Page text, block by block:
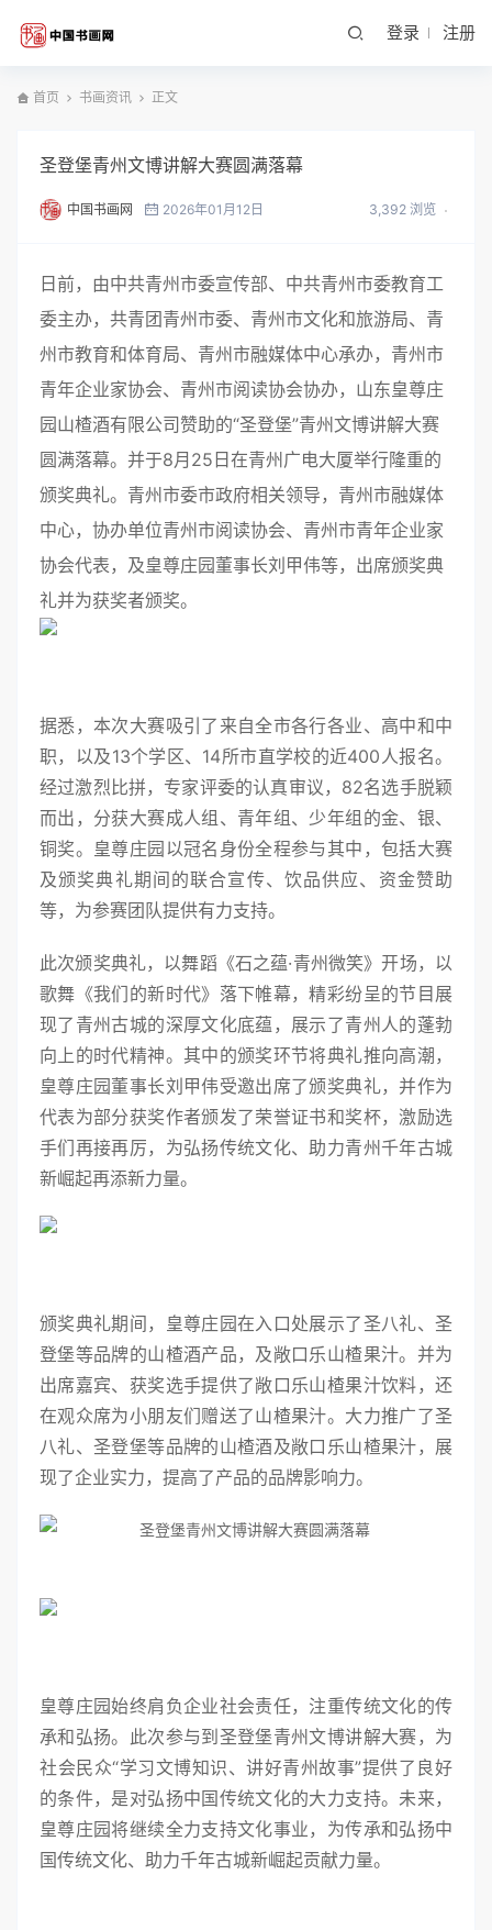
登录 注册
首页 书画资讯 正文
圣登堡青州文博讲解大赛圆满落幕
中国书画网 2026年01月12日 3,392 浏览
日前，由中共青州市委宣传部、中共青州市委教育工
委主办，共青团青州市委、青州市文化和旅游局、青
州市教育和体育局、青州市融媒体中心承办，青州市
青年企业家协会、青州市阅读协会协办，山东皇尊庄
园山楂酒有限公司赞助的“圣登堡”青州文博讲解大赛
圆满落幕。并于8月25日在青州广电大厦举行隆重的
颁奖典礼。青州市委市政府相关领导，青州市融媒体
中心，协办单位青州市阅读协会、青州市青年企业家
协会代表，及皇尊庄园董事长刘甲伟等，出席颁奖典
礼并为获奖者颁奖。
据悉，本次大赛吸引了来自全市各行各业、高中和中
职，以及13个学区、14所市直学校的近400人报名。
经过激烈比拼，专家评委的认真审议，82名选手脱颖
而出，分获大赛成人组、青年组、少年组的金、银、
铜奖。皇尊庄园以冠名身份全程参与其中，包括大赛
及颁奖典礼期间的联合宣传、饮品供应、资金赞助
等，为参赛团队提供有力支持。
此次颁奖典礼，以舞蹈《石之蕴·青州微笑》开场，以
歌舞《我们的新时代》落下帷幕，精彩纷呈的节目展
现了青州古城的深厚文化底蕴，展示了青州人的蓬勃
向上的时代精神。其中的颁奖环节将典礼推向高潮，
皇尊庄园董事长刘甲伟受邀出席了颁奖典礼，并作为
代表为部分获奖作者颁发了荣誉证书和奖杯，激励选
手们再接再厉，为弘扬传统文化、助力青州千年古城
新崛起再添新力量。
颁奖典礼期间，皇尊庄园在入口处展示了圣八礼、圣
登堡等品牌的山楂酒产品，及敞口乐山楂果汁。并为
出席嘉宾、获奖选手提供了敞口乐山楂果汁饮料，还
在观众席为小朋友们赠送了山楂果汁。大力推广了圣
八礼、圣登堡等品牌的山楂酒及敞口乐山楂果汁，展
现了企业实力，提高了产品的品牌影响力。
皇尊庄园始终肩负企业社会责任，注重传统文化的传
承和弘扬。此次参与到圣登堡青州文博讲解大赛，为
社会民众“学习文博知识、讲好青州故事”提供了良好
的条件，是对弘扬中国传统文化的大力支持。未来，
皇尊庄园将继续全力支持文化事业，为传承和弘扬中
国传统文化、助力千年古城新崛起贡献力量。